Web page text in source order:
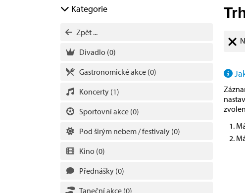
Kategorie
Zpět ...
Divadlo (0)
Gastronomické akce (0)
Koncerty (1)
Sportovní akce (0)
Pod širým nebem / festivaly (0)
Kino (0)
Přednášky (0)
Taneční akce (0)